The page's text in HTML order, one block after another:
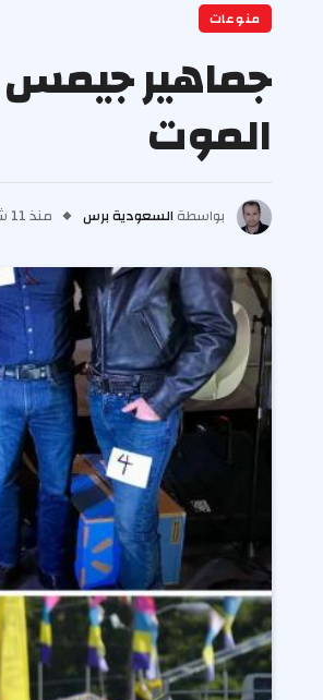
منوعات
الموت
بواسطة السعودية برس منذ 11 شهر